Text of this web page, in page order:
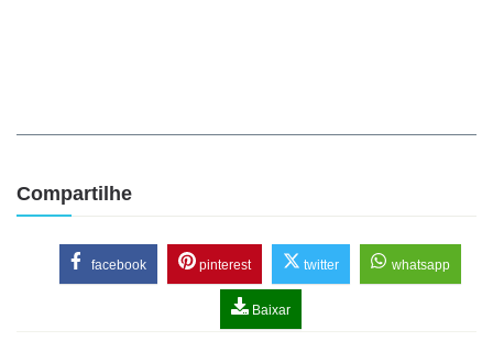
Compartilhe
facebook pinterest twitter whatsapp
Baixar